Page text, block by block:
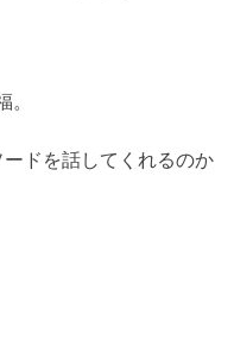
ドを話してくれるのか